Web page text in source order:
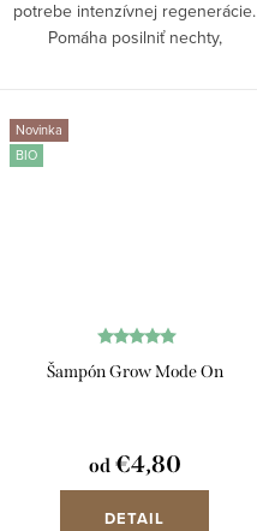
potrebe intenzívnej regenerácie.
Pomáha posilniť nechty,
kožtičku. Pre zdravší vzhľad a
Novinka
BIO
Šampón Grow Mode On
od €4,80
DETAIL